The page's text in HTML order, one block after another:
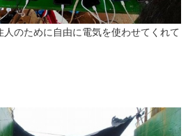
人のために自由に電気を使わせてくれて